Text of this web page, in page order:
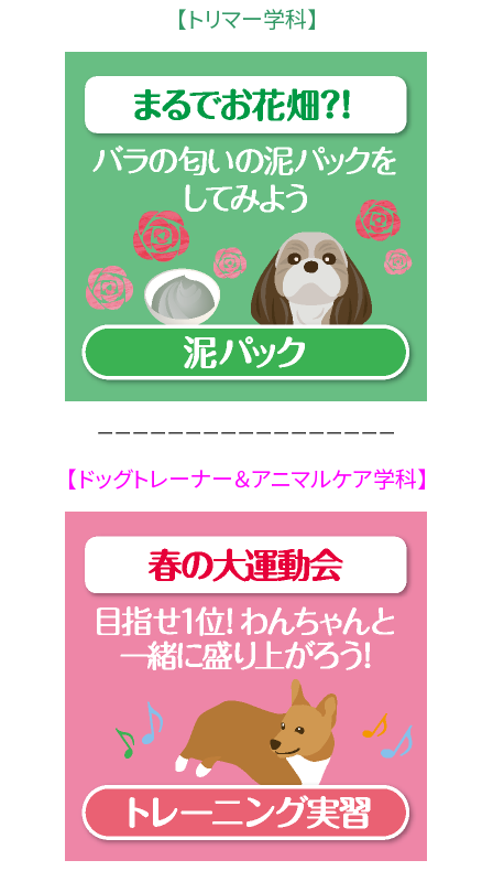
【トリマー学科】
ーーーーーーーーーーーーーーーーー
【ドッグトレーナー＆アニマルケア学科】